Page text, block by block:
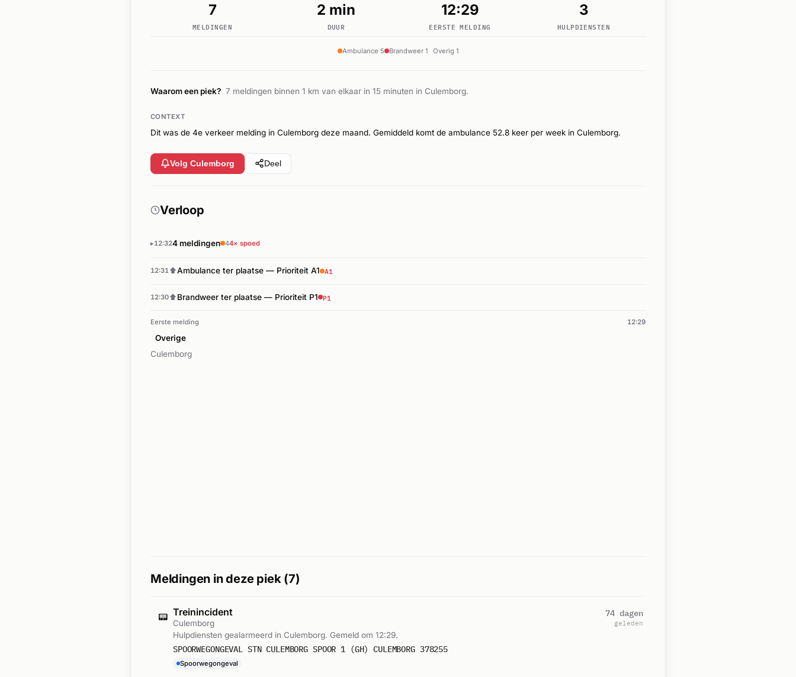
7
MELDINGEN
2 min
DUUR
12:29
EERSTE MELDING
3
HULPDIENSTEN
Ambulance 5 Brandweer 1 Overig 1
Waarom een piek? 7 meldingen binnen 1 km van elkaar in 15 minuten in Culemborg.
CONTEXT
Dit was de 4e verkeer melding in Culemborg deze maand. Gemiddeld komt de ambulance 52.8 keer per week in Culemborg.
Volg Culemborg Deel
Verloop
12:324 meldingen 44× spoed
12:31⬆Ambulance ter plaatse — Prioriteit A1 A1
12:30⬆Brandweer ter plaatse — Prioriteit P1 P1
Eerste melding 12:29
Overige
Culemborg
Meldingen in deze piek (7)
📟 Treinincident
Culemborg
Hulpdiensten gealarmeerd in Culemborg. Gemeld om 12:29.
SPOORWEGONGEVAL STN CULEMBORG SPOOR 1 (GH) CULEMBORG 378255
Spoorwegongeval
74 dagen
geleden